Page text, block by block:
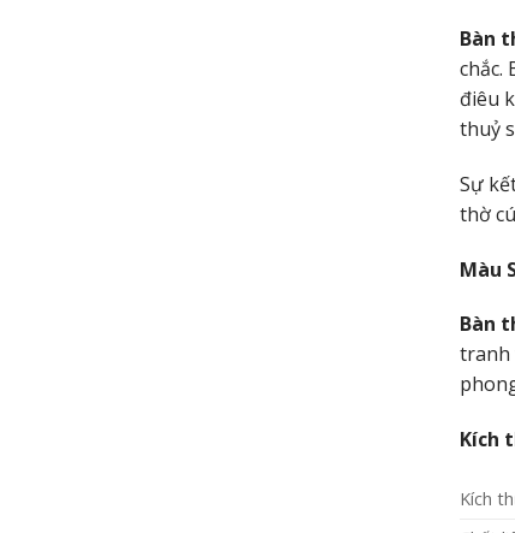
Bàn
chắc.
điêu
thuỷ
Sự
thờ
Màu
Bàn
tranh
Kích
Kích